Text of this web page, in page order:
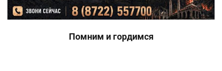
Помним и гордимся